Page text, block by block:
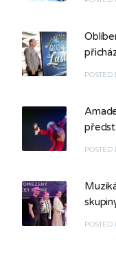
POSTED
POSTED
POSTED